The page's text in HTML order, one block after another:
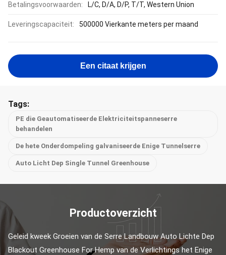
Betalingsvoorwaarden: L/C, D/A, D/P, T/T, Western Union
Leveringscapaciteit: 500000 Vierkante meters per maand
Een citaat krijgen
Tags:
PE die Geautomatiseerde Elektriciteitspanneserre
behandelen
De hete Onderdompeling galvaniseerde Enige Tunnelserre
Auto Licht Dep Single Tunnel Greenhouse
Productoverzicht
Geleid kweek Groeien van de Serre Landbouw Auto Lichte Dep
Blackout Greenhouse For Hemp van de Verlichtings het Enige